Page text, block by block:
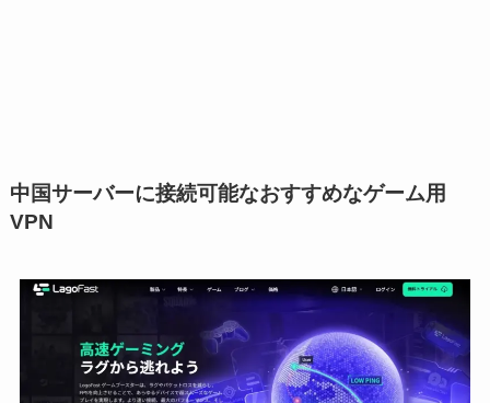
中国サーバーに接続可能なおすすめなゲーム用
VPN